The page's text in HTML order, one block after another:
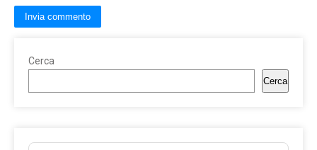
Cerca
Cerca